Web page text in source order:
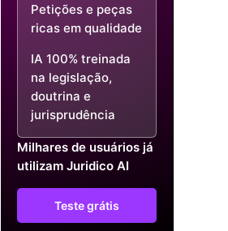
Petições e peças
ricas em qualidade
IA 100% treinada
na legislação,
doutrina e
jurisprudência
Milhares de usuários já
utilizam Juridico AI
Teste grátis